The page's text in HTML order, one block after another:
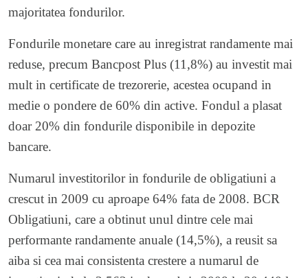
majoritatea fondurilor.
Fondurile monetare care au inregistrat randamente mai
reduse, precum Bancpost Plus (11,8%) au investit mai
mult in certificate de trezorerie, acestea ocupand in
medie o pondere de 60% din active. Fondul a plasat
doar 20% din fondurile disponibile in depozite
bancare.
Numarul investitorilor in fondurile de obligatiuni a
crescut in 2009 cu aproape 64% fata de 2008. BCR
Obligatiuni, care a obtinut unul dintre cele mai
performante randamente anuale (14,5%), a reusit sa
aiba si cea mai consistenta crestere a numarul de